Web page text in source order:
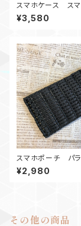
スマホケース ス
パラコードストラッ
ク＆グリーン&青＆
¥3,580
スマホポーチ パラ
ップ付き 黒
¥2,980
その他の商品